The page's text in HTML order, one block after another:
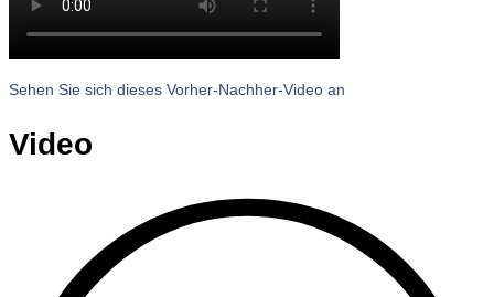
Sehen Sie sich dieses Vorher-Nachher-Video an
Video